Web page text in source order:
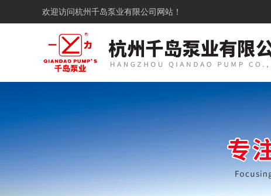
欢迎访问杭州千岛泵业有限公司网站！